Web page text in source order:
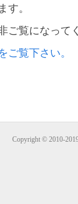
す。
ご覧になって
ご覧下さい。
Copyright © 2010-